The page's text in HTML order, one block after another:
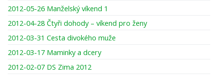
2012-05-26 Manželský víkend 1
2012-04-28 Čtyři dohody – víkend pro ženy
2012-03-31 Cesta divokého muže
2012-03-17 Maminky a dcery
2012-02-07 DS Zima 2012